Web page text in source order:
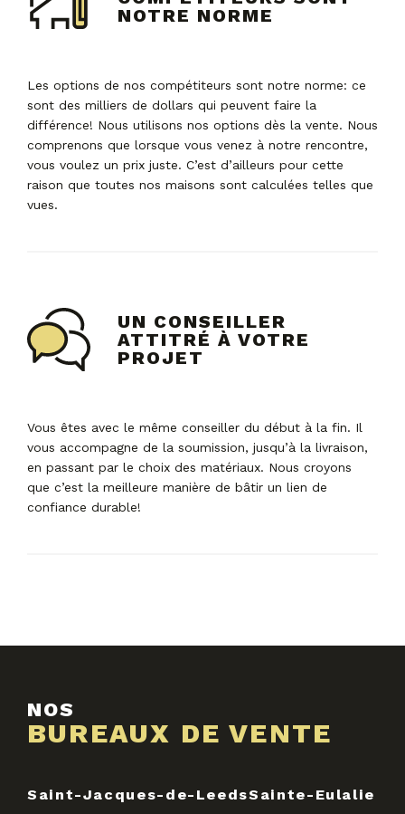
NOTRE NORME
Les options de nos compétiteurs sont notre norme: ce
sont des milliers de dollars qui peuvent faire la
différence! Nous utilisons nos options dès la vente. Nous
comprenons que lorsque vous venez à notre rencontre,
vous voulez un prix juste. C’est d’ailleurs pour cette
raison que toutes nos maisons sont calculées telles que
vues.
UN CONSEILLER
ATTITRÉ À VOTRE
PROJET
Vous êtes avec le même conseiller du début à la fin. Il
vous accompagne de la soumission, jusqu’à la livraison,
en passant par le choix des matériaux. Nous croyons
que c’est la meilleure manière de bâtir un lien de
confiance durable!
NOS
BUREAUX DE VENTE
Saint-Jacques-de-LeedsSainte-Eulalie